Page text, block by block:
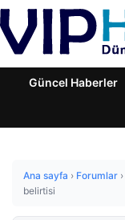
Güncel Haberler
Ana sayfa › Forumlar ›
belirtisi